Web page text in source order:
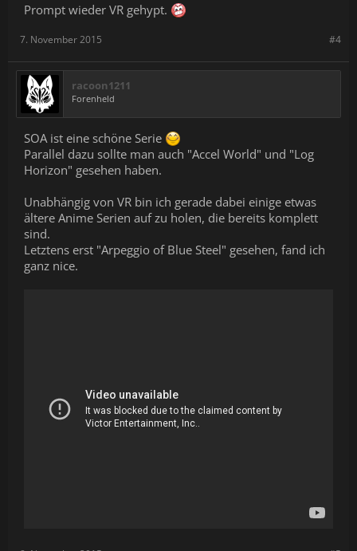
Prompt wieder VR gehypt.
#4
7. November 2015
racoon1211
Forenheld
SOA ist eine schöne Serie
Parallel dazu sollte man auch "Accel World" und "Log
Horizon" gesehen haben.
Unabhängig von VR bin ich gerade dabei einige etwas
ältere Anime Serien auf zu holen, die bereits komplett
sind.
Letztens erst "Arpeggio of Blue Steel" gesehen, fand ich
ganz nice.